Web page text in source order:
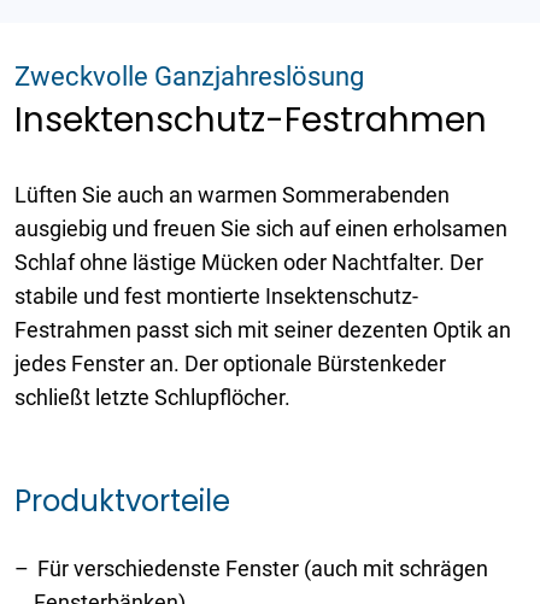
Zweckvolle Ganzjahreslösung
Insektenschutz-Festrahmen
Lüften Sie auch an warmen Sommerabenden
ausgiebig und freuen Sie sich auf einen erholsamen
Schlaf ohne lästige Mücken oder Nachtfalter. Der
stabile und fest montierte Insektenschutz-
Festrahmen passt sich mit seiner dezenten Optik an
jedes Fenster an. Der optionale Bürstenkeder
schließt letzte Schlupflöcher.
Produktvorteile
Für verschiedenste Fenster (auch mit schrägen